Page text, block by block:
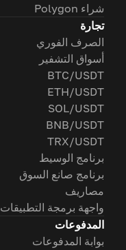
شراء Polygon
تجارة
الصرف الفوري
أسواق التشفير
BTC/USDT
ETH/USDT
SOL/USDT
BNB/USDT
TRX/USDT
برنامج الوسيط
برنامج صانع السوق
مصاريف
واجهة برمجة التطبيقات
المدفوعات
بوابة المدفوعات